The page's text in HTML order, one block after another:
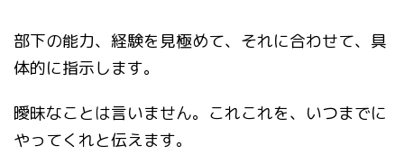
部下の能力、経験を見極めて、それに合わせて、具
体的に指示します。
曖昧なことは言いません。これこれを、いつまでに
やってくれと伝えます。